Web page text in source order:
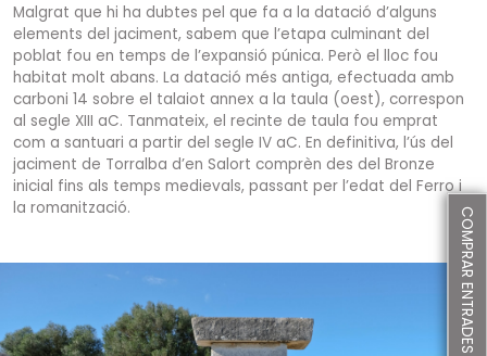
Malgrat que hi ha dubtes pel que fa a la datació d’alguns
elements del jaciment, sabem que l’etapa culminant del
poblat fou en temps de l’expansió púnica. Però el lloc fou
habitat molt abans. La datació més antiga, efectuada amb
carboni 14 sobre el talaiot annex a la taula (oest), correspon
al segle XIII aC. Tanmateix, el recinte de taula fou emprat
com a santuari a partir del segle IV aC. En definitiva, l’ús del
jaciment de Torralba d’en Salort comprèn des del Bronze
inicial fins als temps medievals, passant per l’edat del Ferro i
la romanització.
COMPRAR ENTRADES